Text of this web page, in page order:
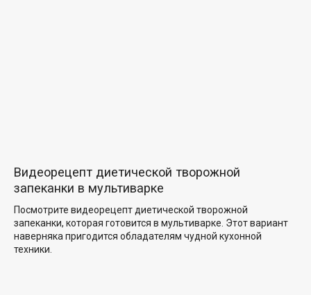
Видеорецепт диетической творожной
запеканки в мультиварке
Посмотрите видеорецепт диетической творожной
запеканки, которая готовится в мультиварке. Этот вариант
наверняка пригодится обладателям чудной кухонной
техники.